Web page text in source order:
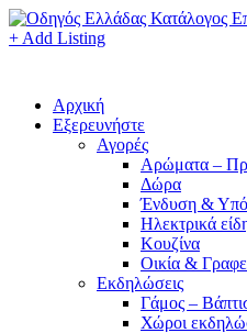
+ Add Listing
Αρχική
Εξερευνήστε
Αγορές
Αρώματα –
Δώρα
Ένδυση &
Ηλεκτρικά
Κουζίνα
Οικία &
Εκδηλώσεις
Γάμος –
Χώροι